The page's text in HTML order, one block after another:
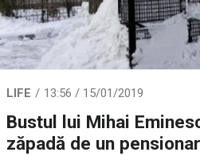
LIFE 13:56 / 15/01/2019
Bustul lui Mihai
zăpadă de un